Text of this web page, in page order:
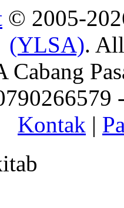
© 2005-
(YLSA).
Cabang
Kontak |